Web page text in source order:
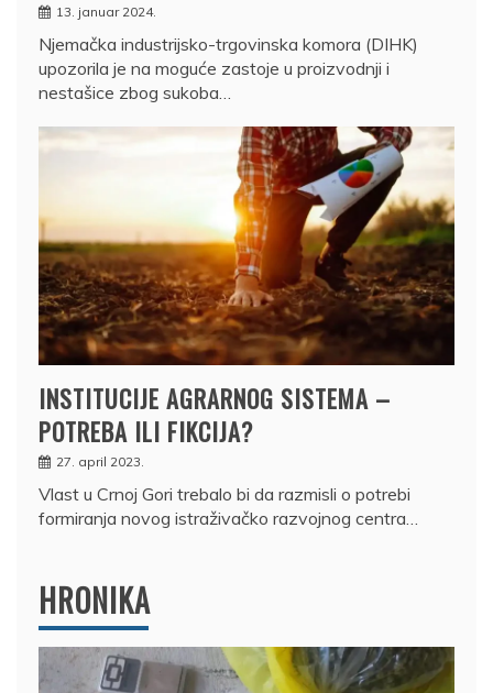
13. januar 2024.
Njemačka industrijsko-trgovinska komora (DIHK)
upozorila je na moguće zastoje u proizvodnji i
nestašice zbog sukoba…
INSTITUCIJE AGRARNOG SISTEMA –
POTREBA ILI FIKCIJA?
27. april 2023.
Vlast u Crnoj Gori trebalo bi da razmisli o potrebi
formiranja novog istraživačko razvojnog centra…
HRONIKA